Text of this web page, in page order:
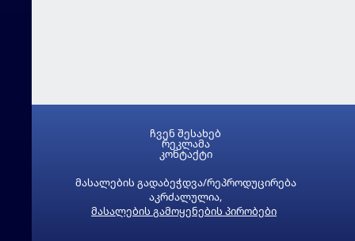
მასალების გადაბეჭდვა/რეპროდუცირება
აკრძალულია,
მასალების გამოყენების პირობები
ჩვენ შესახებ
რეკლამა
კონტაქტი